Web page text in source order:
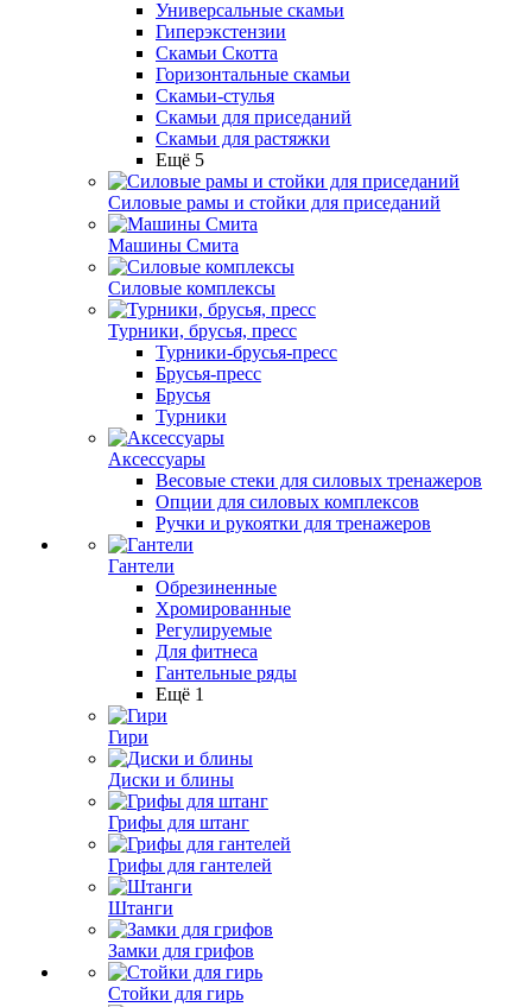
Универсальные скамьи
Гиперэкстензии
Скамьи Скотта
Горизонтальные скамьи
Скамьи-стулья
Скамьи для приседаний
Скамьи для растяжки
Ещё 5
Силовые рамы и стойки для приседаний
Машины Смита
Силовые комплексы
Турники, брусья, пресс
Турники-брусья-пресс
Брусья-пресс
Брусья
Турники
Аксессуары
Весовые стеки для силовых тренажеров
Опции для силовых комплексов
Ручки и рукоятки для тренажеров
Гантели
Обрезиненные
Хромированные
Регулируемые
Для фитнеса
Гантельные ряды
Ещё 1
Гири
Диски и блины
Грифы для штанг
Грифы для гантелей
Штанги
Замки для грифов
Стойки для гирь